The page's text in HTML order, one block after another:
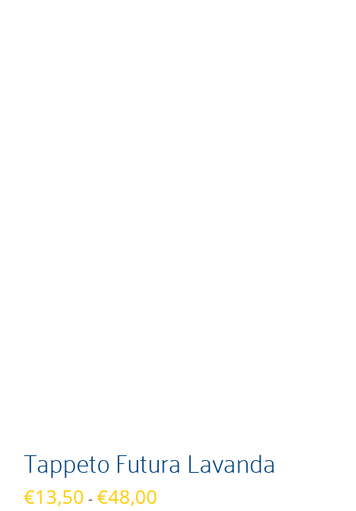
Tappeto Futura Lavanda
€13,50 - €48,00